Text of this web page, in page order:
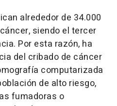
alrededor de 34.000
siendo el tercer
Por esta razón, ha
del cribado de cáncer
computarizada
de alto riesgo,
fumadoras o